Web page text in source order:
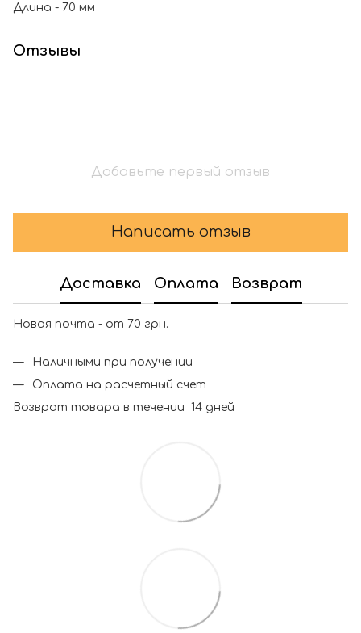
Длина - 70 мм
Отзывы
Добавьте первый отзыв
Написать отзыв
Доставка Оплата Возврат
Новая почта - от 70 грн.
Наличными при получении
Оплата на расчетный счет
Возврат товара в течении 14 дней